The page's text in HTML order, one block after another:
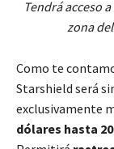
Tendrá acceso
zona
Como te
Starshield será
exclusivamente
dólares hasta